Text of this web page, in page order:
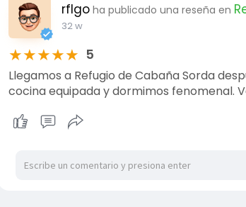
rflgo ha publicado una reseña en
32 w
★★★★★ 5
Llegamos a Refugio de Cabaña Sorda
cocina equipada y dormimos fenomenal.